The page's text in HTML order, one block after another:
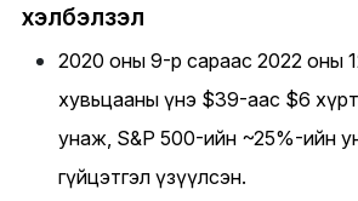
хэлбэлзэл
2020 оны 9-р сараас 2022 оны
хувьцааны үнэ $39-аас $6
унаж, S&P 500-ийн ~25%-ийн
гүйцэтгэл үзүүлсэн.